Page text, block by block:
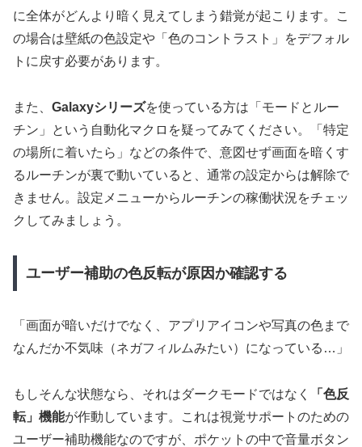
に全体がどんより暗く見えてしまう錯覚が起こります。こ
の場合は壁紙の色設定や「色のコントラスト」をデフォル
トに戻す必要があります。
また、 Galaxyシリーズを使っている方は「モードとルー
チン」という自動化マクロを疑ってみてください。「特定
の場所に着いたら」などの条件で、意図せず画面を暗くす
るルーチンが裏で動いていると、通常の設定からは解除で
きません。設定メニューからルーチンの稼働状況をチェッ
クしてみましょう。
ユーザー補助の色反転が原因か確認する
「画面が暗いだけでなく、アプリアイコンや写真の色まで
なんだか不気味（ネガフィルムみたい）になっている…」
もしそんな状態なら、それはダークモードではなく
「色反
転」機能が作動しています。これは視覚サポートのための
ユーザー補助機能なのですが、ポケットの中で音量ボタン